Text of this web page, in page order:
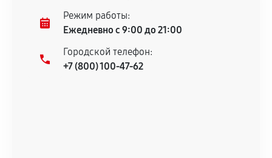
Установка была выполнена нашим сервисным
центром.
При этом гарантия на сами комплектующие
остается на стороне производителя или
Режим работы:
Ежедневно с 9:00 до 21:00
Городской телефон:
+7 (800) 100-47-62